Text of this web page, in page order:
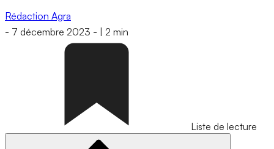
Rédaction Agra
- 7 décembre 2023 - 2 min
Liste de lecture